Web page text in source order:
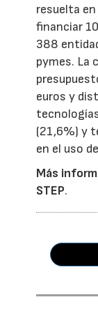
resuelta
financiar
388
pymes. La
euros y
(21,6%) y
en el uso
Más
STEP.